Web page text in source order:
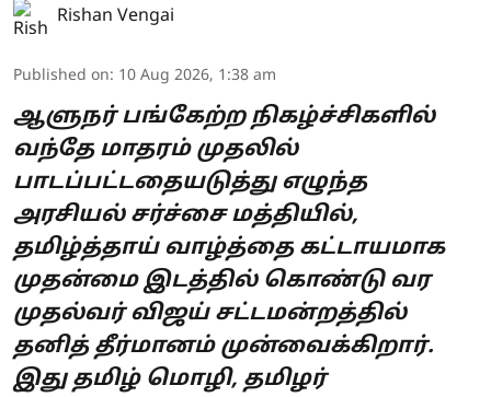
Rishan Vengai
Published on: 10 Aug 2026, 1:38 am
ஆளுநர் பங்கேற்ற நிகழ்ச்சிகளில்
வந்தே மாதரம் முதலில்
பாடப்பட்டதையடுத்து எழுந்த
அரசியல் சர்ச்சை மத்தியில்,
தமிழ்த்தாய் வாழ்த்தை கட்டாயமாக
முதன்மை இடத்தில் கொண்டு வர
முதல்வர் விஜய் சட்டமன்றத்தில்
தனித் தீர்மானம் முன்வைக்கிறார்.
இது தமிழ் மொழி, தமிழர்